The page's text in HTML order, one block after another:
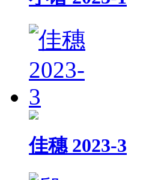
佳穗 2023-3